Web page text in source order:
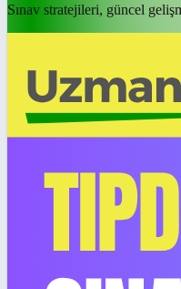
Sınav stratejileri, güncel